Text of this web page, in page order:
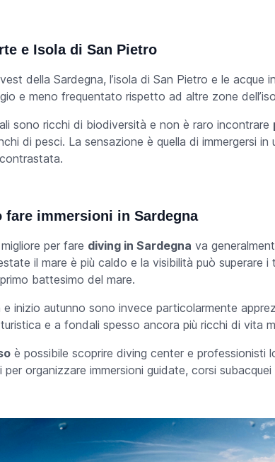
e Isola di San Pietro
della Sardegna, l’isola di San Pietro e le
e meno frequentato rispetto ad altre zone
sono ricchi di biodiversità e non è raro incontrare
di pesci. La sensazione è quella di immergersi
fare immersioni in Sardegna
per fare diving in Sardegna va
il mare è più caldo e la visibilità può
battesimo del mare.
e inizio autunno sono invece particolarmente
e a fondali spesso ancora più ricchi di vita
è possibile scoprire diving center e professionisti
organizzare immersioni guidate, corsi